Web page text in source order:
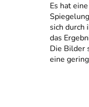
Es hat
sich durch
das
Die Bilder
eine